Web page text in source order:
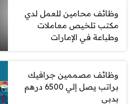
وظائف محامين للعمل لدي
مكتب تلخيص معاملات
وطباعة في الإمارات
وظائف مصممين جرافيك
براتب يصل إلي 6500 درهم
بدبي